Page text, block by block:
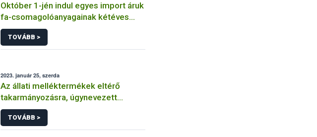
Október 1-jén indul egyes import áruk
fa-csomagolóanyagainak kétéves
monitoring vizsgálata
TOVÁBB >
2023. január 25, szerda
Az állati melléktermékek eltérő
takarmányozásra, úgynevezett
feletetésre történő felhasználása
elismert kennelekből származó
kutyák vagy vadászkutya-falkák,
TOVÁBB >